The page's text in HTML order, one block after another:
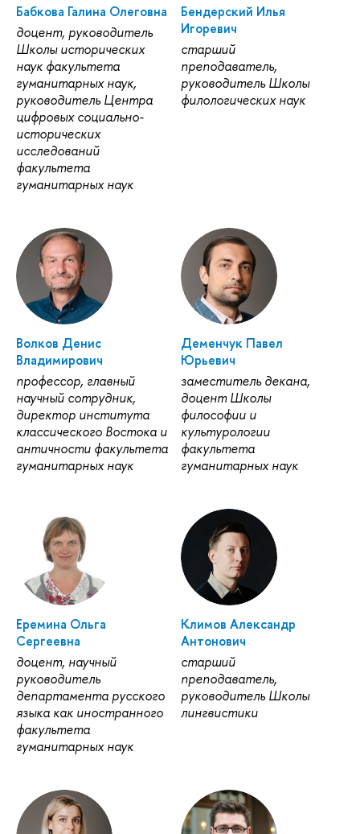
Бабкова Галина Олеговна
доцент, руководитель
Школы исторических
наук факультета
гуманитарных наук,
руководитель Центра
цифровых социально-
исторических
исследований
факультета
гуманитарных наук
Бендерский Илья
Игоревич
старший
преподаватель,
руководитель Школы
филологических наук
Волков Денис
Владимирович
профессор, главный
научный сотрудник,
директор института
классического Востока и
античности факультета
гуманитарных наук
Деменчук Павел
Юрьевич
заместитель декана,
доцент Школы
философии и
культурологии
факультета
гуманитарных наук
Еремина Ольга
Сергеевна
доцент, научный
руководитель
департамента русского
языка как иностранного
факультета
гуманитарных наук
Климов Александр
Антонович
старший
преподаватель,
руководитель Школы
лингвистики